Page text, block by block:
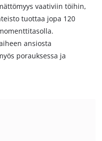
vaativiin töihin,
tuottaa jopa 120
ansiosta
porauksessa ja